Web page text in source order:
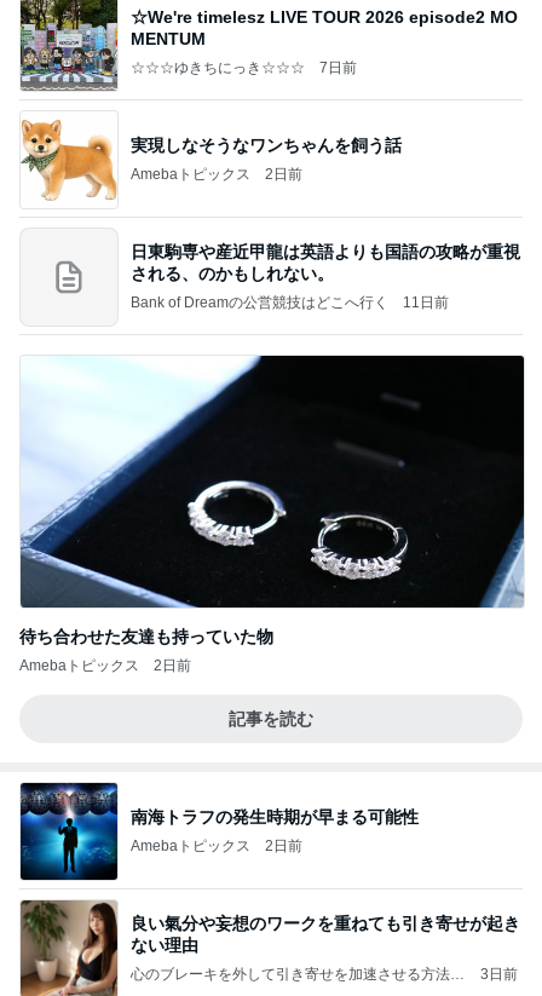
☆We're timelesz LIVE TOUR 2026 episode2 MO
MENTUM
☆☆☆ゆきちにっき☆☆☆ 7日前
実現しなそうなワンちゃんを飼う話
Amebaトピックス 2日前
日東駒専や産近甲龍は英語よりも国語の攻略が重視
される、のかもしれない。
Bank of Dreamの公営競技はどこへ行く 11日前
待ち合わせた友達も持っていた物
Amebaトピックス 2日前
記事を読む
南海トラフの発生時期が早まる可能性
Amebaトピックス 2日前
良い氣分や妄想のワークを重ねても引き寄せが起き
ない理由
心のブレーキを外して引き寄せを加速させる方法：
3日前